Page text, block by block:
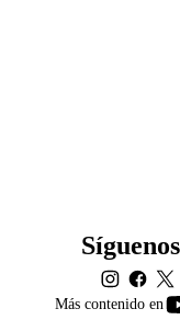
Más contenido en